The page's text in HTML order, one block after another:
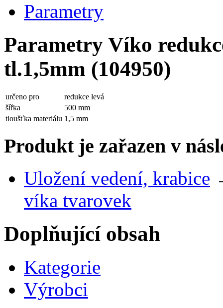
Parametry
Parametry Víko
tl.1,5mm (104950)
určeno pro
redukce levá
šířka
500 mm
tloušťka materiálu 1,5 mm
Produkt je zařazen v
Uložení vedení, krabice
víka tvarovek
Doplňující obsah
Kategorie
Výrobci